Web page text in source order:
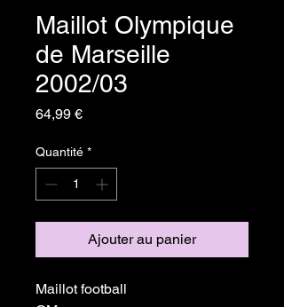
Maillot Olympique
de Marseille
2002/03
64,99 €Prix
Quantité *
Ajouter au panier
Maillot football